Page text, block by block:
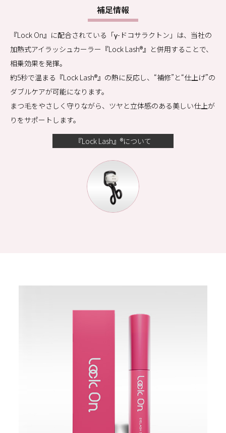
補足情報
『Lock On』に配合されている「γ-ドコサラクトン」は、当社の
加熱式アイラッシュカーラー『Lock Lash®』と併用することで、
相乗効果を発揮。
約5秒で温まる『Lock Lash®』の熱に反応し、“補修”と“仕上げ”の
ダブルケアが可能になります。
まつ毛をやさしく守りながら、ツヤと立体感のある美しい仕上が
りをサポートします。
『Lock Lash』®について